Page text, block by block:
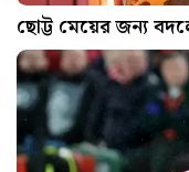
ছোট্ট মেয়ের জন্য